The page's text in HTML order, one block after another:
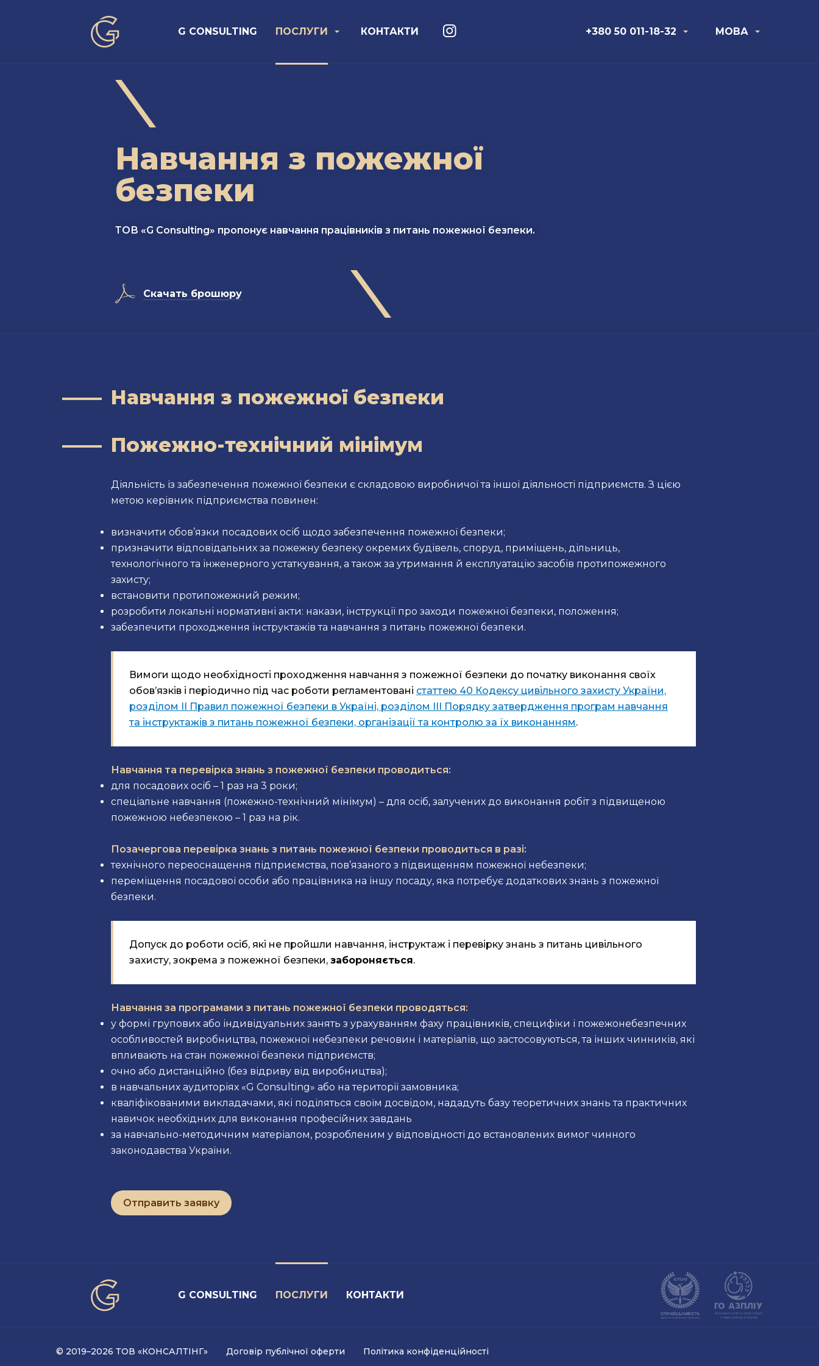
G CONSULTING ПОСЛУГИ КОНТАКТИ +380 50 011-18-32 МОВА
Навчання з пожежної
безпеки
ТОВ «G Consulting» пропонує навчання працівників з питань пожежної безпеки.
A Скачать брошюру
Навчання з пожежної безпеки
Пожежно-технічний мінімум
Діяльність із забезпечення пожежної безпеки є складовою виробничої та іншої діяльності підприємств. З цією
метою керівник підприємства повинен:
визначити обов’язки посадових осіб щодо забезпечення пожежної безпеки;
призначити відповідальних за пожежну безпеку окремих будівель, споруд, приміщень, дільниць,
технологічного та інженерного устаткування, а також за утримання й експлуатацію засобів протипожежного
захисту;
встановити протипожежний режим;
розробити локальні нормативні акти: накази, інструкції про заходи пожежної безпеки, положення;
забезпечити проходження інструктажів та навчання з питань пожежної безпеки.
Вимоги щодо необхідності проходження навчання з пожежної безпеки до початку виконання своїх
обов’язків і періодично під час роботи регламентовані статтею 40 Кодексу цивільного захисту України,
розділом ІІ Правил пожежної безпеки в Україні, розділом ІІІ Порядку затвердження програм навчання
та інструктажів з питань пожежної безпеки, організації та контролю за їх виконанням.
Навчання та перевірка знань з пожежної безпеки проводиться:
для посадових осіб – 1 раз на 3 роки;
спеціальне навчання (пожежно-технічний мінімум) – для осіб, залучених до виконання робіт з підвищеною
пожежною небезпекою – 1 раз на рік.
Позачергова перевірка знань з питань пожежної безпеки проводиться в разі:
технічного переоснащення підприємства, пов’язаного з підвищенням пожежної небезпеки;
переміщення посадової особи або працівника на іншу посаду, яка потребує додаткових знань з пожежної
безпеки.
Допуск до роботи осіб, які не пройшли навчання, інструктаж і перевірку знань з питань цивільного
захисту, зокрема з пожежної безпеки, забороняється.
Навчання за програмами з питань пожежної безпеки проводяться:
у формі групових або індивідуальних занять з урахуванням фаху працівників, специфіки і пожежонебезпечних
особливостей виробництва, пожежної небезпеки речовин і матеріалів, що застосовуються, та інших чинників, які
впливають на стан пожежної безпеки підприємств;
очно або дистанційно (без відриву від виробництва);
в навчальних аудиторіях «G Consulting» або на території замовника;
кваліфікованими викладачами, які поділяться своїм досвідом, нададуть базу теоретичних знань та практичних
навичок необхідних для виконання професійних завдань
за навчально-методичним матеріалом, розробленим у відповідності до встановлених вимог чинного
законодавства України.
Отправить заявку
G CONSULTING ПОСЛУГИ КОНТАКТИ
© 2019–2026 ТОВ «КОНСАЛТІНГ» Договір публічної оферти Політика конфіденційності